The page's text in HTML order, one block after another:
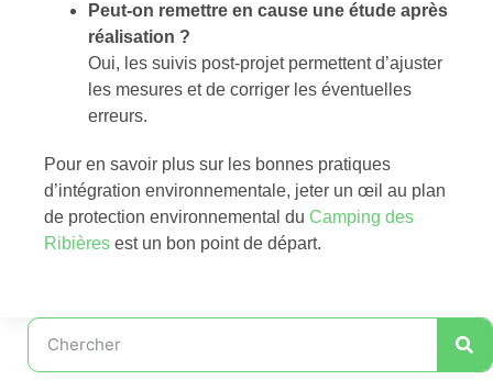
Peut-on remettre en cause une étude après
réalisation ?
Oui, les suivis post-projet permettent d’ajuster
les mesures et de corriger les éventuelles
erreurs.
Pour en savoir plus sur les bonnes pratiques
d’intégration environnementale, jeter un œil au plan
de protection environnemental du Camping des
Ribières est un bon point de départ.